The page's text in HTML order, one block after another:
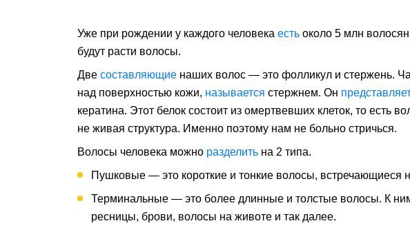
Уже при рождении у каждого человека есть около 5 млн
будут расти волосы.
Две составляющие наших волос — это фолликул и стержень.
над поверхностью кожи, называется стержнем. Он
кератина. Этот белок состоит из омертвевших клеток, то есть
не живая структура. Именно поэтому нам не больно стричься.
Волосы человека можно разделить на 2 типа.
Пушковые — это короткие и тонкие волосы, встречающиеся
Терминальные — это более длинные и толстые волосы. К
ресницы, брови, волосы на животе и так далее.